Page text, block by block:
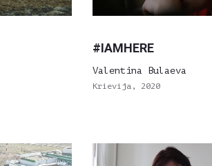
#IAMHERE
Valentina Bulaeva
Krievija, 2020